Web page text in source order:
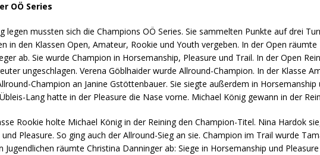
OÖ Series
legen mussten sich die Champions OÖ Series. Sie sammelten Punkte auf drei
in den Klassen Open, Amateur, Rookie und Youth vergeben. In der Open räumte
ab. Sie wurde Champion in Horsemanship, Pleasure und Trail. In der Open
ungeschlagen. Verena Göblhaider wurde Allround-Champion. In der Klasse
Champion an Janine Gstöttenbauer. Sie siegte außerdem in Horsemanship
Lang hatte in der Pleasure die Nase vorne. Michael König gewann in der
Rookie holte Michael König in der Reining den Champion-Titel. Nina Hardok
Pleasure. So ging auch der Allround-Sieg an sie. Champion im Trail wurde
Jugendlichen räumte Christina Danninger ab: Siege in Horsemanship und